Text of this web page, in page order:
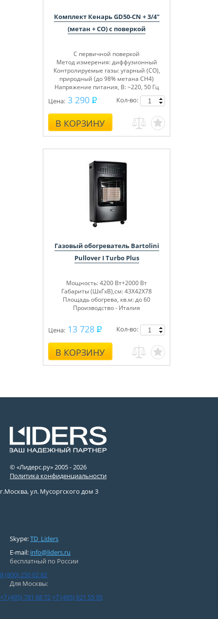
Комплект Кенарь GD50-CN + 3/4"
(метан + СО) с поверкой
С первичной поверкой
Метод измерения: диффузионный
Контролируемые газы:угарный (СО),
природный (до 98% метана СН4)
Напряжение питания, В: ~220, 50 Гц
Цена: 3 290
В КОРЗИНУ
Кол-во:
Газовый обогреватель Bartolini
Pullover I Turbo Plus
Мощность: 4200 Вт+2000 Вт
Габариты (ШхГхВ),см: 43Х42Х78
Площадь обогрева, кв.м: до 60
Производство - Италия
Цена: 13 728
В КОРЗИНУ
Кол-во:
© «Лидерс.ру» 2005 -2026
Политика конфиденциальности
г.Москва, ул. Мусоргского дом 3
Skype:TD_Liders
E-mail: info@liders.ru
бесплатный по России
8 (800) 250 02 82
Для Москвы:
+7 (495) 781 68 72+7 (495) 921 55 95